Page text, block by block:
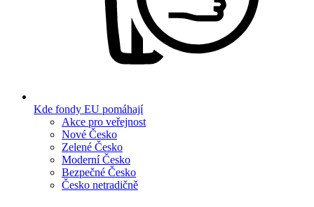
Kde fondy EU pomáhají
Akce pro veřejnost
Nové Česko
Zelené Česko
Moderní Česko
Bezpečné Česko
Česko netradičně